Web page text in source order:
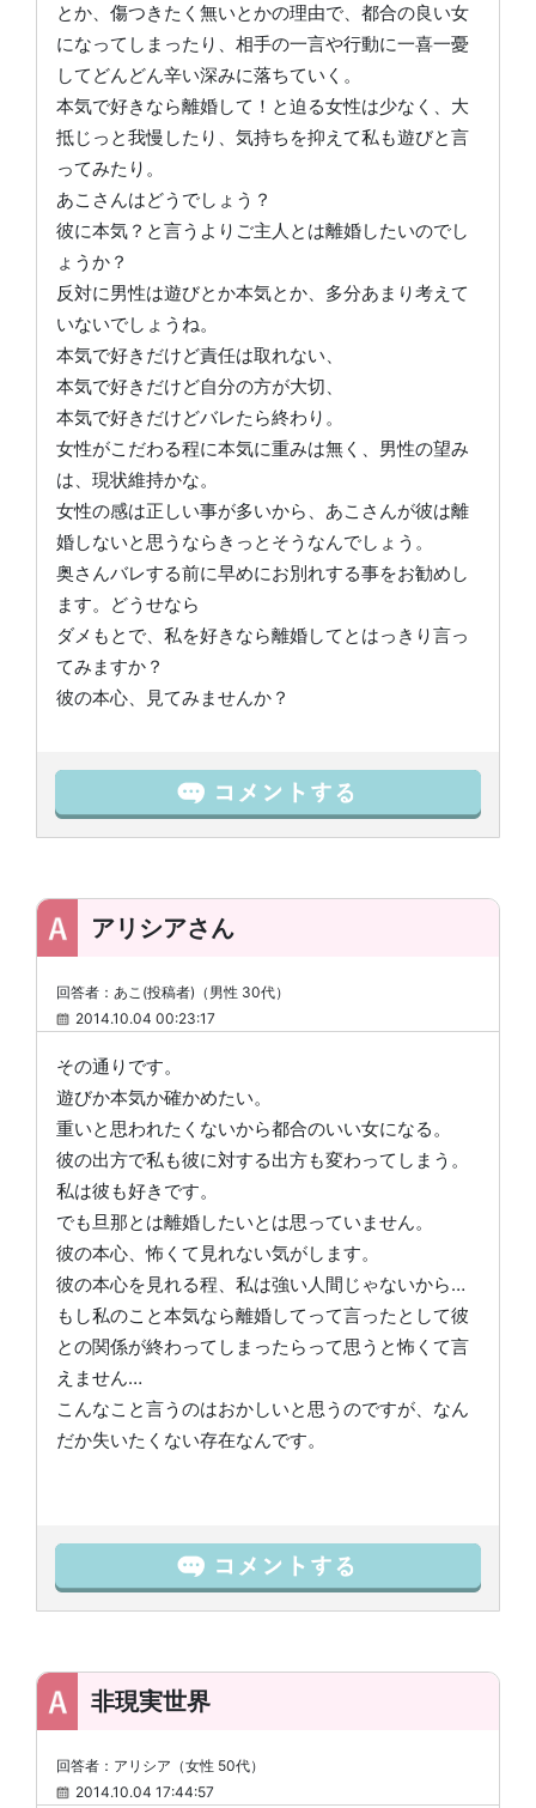
とか、傷つきたく無いとかの理由で、都合の良い女
になってしまったり、相手の一言や行動に一喜一憂
してどんどん辛い深みに落ちていく。
本気で好きなら離婚して！と迫る女性は少なく、大
抵じっと我慢したり、気持ちを抑えて私も遊びと言
ってみたり。
あこさんはどうでしょう？
彼に本気？と言うよりご主人とは離婚したいのでし
ょうか？
反対に男性は遊びとか本気とか、多分あまり考えて
いないでしょうね。
本気で好きだけど責任は取れない、
本気で好きだけど自分の方が大切、
本気で好きだけどバレたら終わり。
女性がこだわる程に本気に重みは無く、男性の望み
は、現状維持かな。
女性の感は正しい事が多いから、あこさんが彼は離
婚しないと思うならきっとそうなんでしょう。
奥さんバレする前に早めにお別れする事をお勧めし
ます。どうせなら
ダメもとで、私を好きなら離婚してとはっきり言っ
てみますか？
彼の本心、見てみませんか？
アリシアさん
回答者：あこ(投稿者)（男性 30代）
2014.10.04 00:23:17
その通りです。
遊びか本気か確かめたい。
重いと思われたくないから都合のいい女になる。
彼の出方で私も彼に対する出方も変わってしまう。
私は彼も好きです。
でも旦那とは離婚したいとは思っていません。
彼の本心、怖くて見れない気がします。
彼の本心を見れる程、私は強い人間じゃないから…
もし私のこと本気なら離婚してって言ったとして彼
との関係が終わってしまったらって思うと怖くて言
えません…
こんなこと言うのはおかしいと思うのですが、なん
だか失いたくない存在なんです。
非現実世界
回答者：アリシア（女性 50代）
2014.10.04 17:44:57